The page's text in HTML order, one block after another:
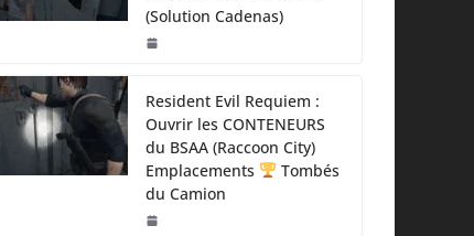
(Solution Cadenas)
Resident Evil Requiem :
Ouvrir les CONTENEURS
du BSAA (Raccoon City)
Emplacements
Tombés
du Camion